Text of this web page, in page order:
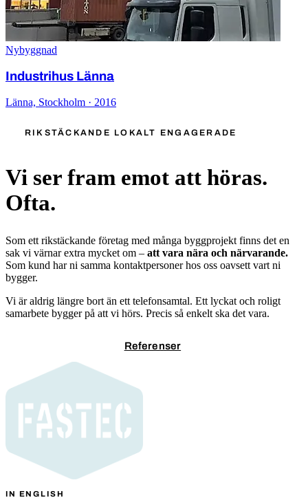
Nybyggnad
Industrihus Länna
Länna, Stockholm · 2016
RIKSTÄCKANDE LOKALT ENGAGERADE
Vi ser fram emot att höras.
Ofta.
Som ett rikstäckande företag med många byggprojekt finns det en
sak vi värnar extra mycket om – att vara nära och närvarande.
Som kund har ni samma kontaktpersoner hos oss oavsett vart ni
bygger.
Vi är aldrig längre bort än ett telefonsamtal. Ett lyckat och roligt
samarbete bygger på att vi hörs. Precis så enkelt ska det vara.
Referenser
IN ENGLISH